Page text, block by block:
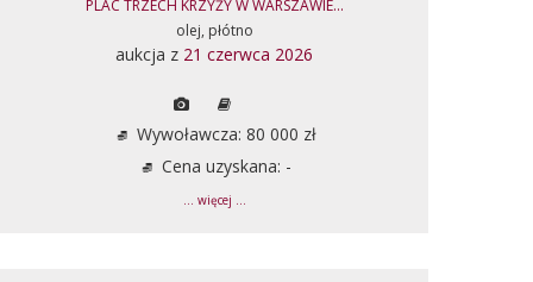
PLAC TRZECH KRZYŻY W WARSZAWIE...
olej, płótno
aukcja z 21 czerwca 2026
Wywoławcza: 80 000 zł
Cena uzyskana: -
... więcej ...